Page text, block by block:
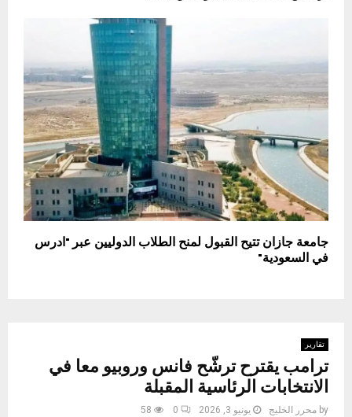
جامعة جازان تتيح القبول لمنح الطلاب الدوليين عبر "ادرس
في السعودية"
تقارير
ترامب يقترح ترشّح فانس وروبيو معا في
الانتخابات الرئاسية المقبلة
by محرر الخليج يونيو 3, 2026 0
58